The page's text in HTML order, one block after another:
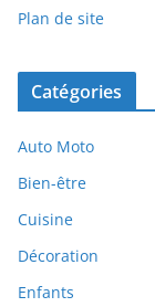
Plan de site
Catégories
Auto Moto
Bien-être
Cuisine
Décoration
Enfants